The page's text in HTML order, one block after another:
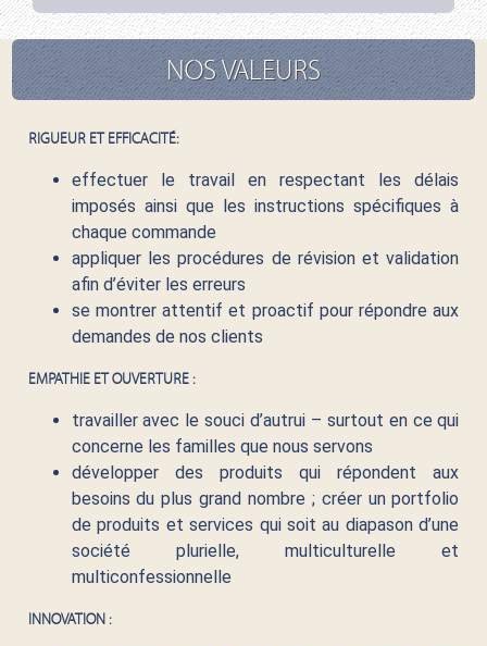
NOS VALEURS
RIGUEUR ET EFFICACITÉ:
effectuer le travail en respectant les délais
imposés ainsi que les instructions spécifiques à
chaque commande
appliquer les procédures de révision et validation
afin d’éviter les erreurs
se montrer attentif et proactif pour répondre aux
demandes de nos clients
EMPATHIE ET OUVERTURE :
travailler avec le souci d’autrui – surtout en ce qui
concerne les familles que nous servons
développer des produits qui répondent aux
besoins du plus grand nombre ; créer un portfolio
de produits et services qui soit au diapason d’une
société plurielle, multiculturelle et
multiconfessionnelle
INNOVATION :